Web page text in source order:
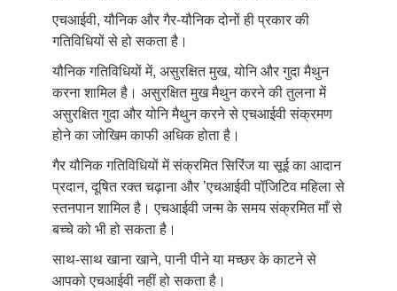
एचआईवी, यौनिक और गैर-यौनिक दोनों ही प्रकार की
गतिविधियों से हो सकता है।
यौनिक गतिविधियों में, असुरक्षित मुख, योनि और गुदा मैथुन
करना शामिल है। असुरक्षित मुख मैथुन करने की तुलना में
असुरक्षित गुदा और योनि मैथुन करने से एचआईवी संक्रमण
होने का जोखिम काफी अधिक होता है।
गैर यौनिक गतिविधियों में संक्रमित सिरिंज या सूई का आदान
प्रदान, दूषित रक्त चढ़ाना और ’एचआईवी पॉजि़टिव महिला से
स्तनपान शामिल है। एचआईवी जन्म के समय संक्रमित माँ से
बच्चे को भी हो सकता है।
साथ-साथ खाना खाने, पानी पीने या मच्छर के काटने से
आपको एचआईवी नहीं हो सकता है।